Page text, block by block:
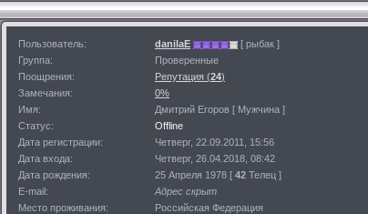
Пользователь: danilaE
[ рыбак ]
Группа:
Проверенные
Поощрения:
Репутация (24)
Замечания:
0%
Имя:
Дмитрий Егоров [ Мужчина ]
Статус:
Offline
Дата регистрации:
Четверг, 22.09.2011, 15:56
Дата входа:
Четверг, 26.04.2018, 08:42
Дата рождения:
25 Апреля 1978 [ 42 Телец ]
E-mail:
Адрес скрыт
Место проживания:
Российская Федерация